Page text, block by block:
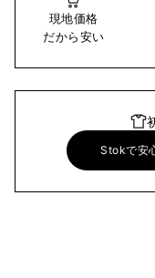
現地価格
だから安い
Stokで安